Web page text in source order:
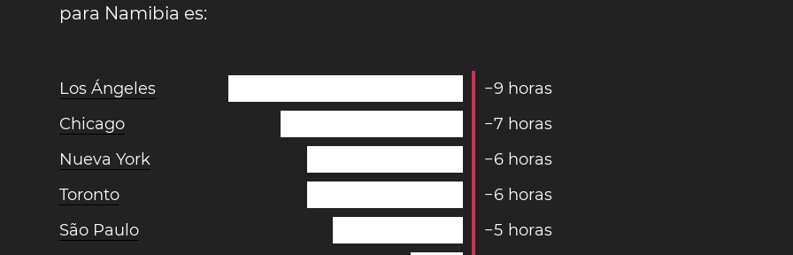
para Namibia es:
Los Ángeles −9 horas
Chicago
−7 horas
Nueva York
−6 horas
Toronto
−6 horas
São Paulo
−5 horas